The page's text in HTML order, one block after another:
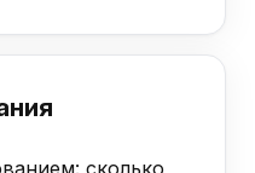
сколько